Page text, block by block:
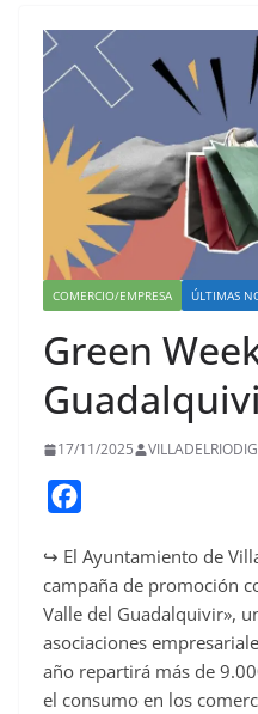
COMERCIO/EMPRESA ÚLTIMAS
Green
17/11/2025
c
e
b
o
o
↪️ El Ayuntamiento de
campaña de promoción
Valle del Guadalquivir»,
asociaciones
año repartirá más de
el consumo en los